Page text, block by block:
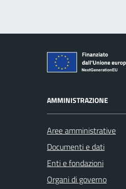
AMMINISTRAZIONE
Aree amministrative
Documenti e dati
Enti e fondazioni
Organi di governo